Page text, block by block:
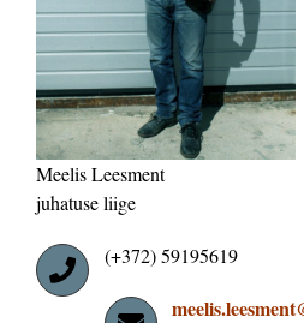
Meelis Leesment
juhatuse liige
(+372) 59195619